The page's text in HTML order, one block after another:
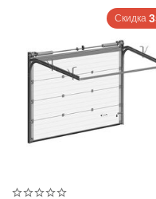
Скидка